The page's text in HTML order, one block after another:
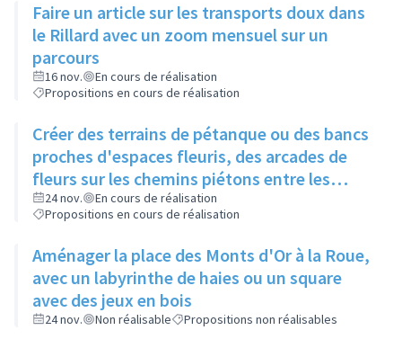
Faire un article sur les transports doux dans
le Rillard avec un zoom mensuel sur un
parcours
16 nov.
En cours de réalisation
Propositions en cours de réalisation
Créer des terrains de pétanque ou des bancs
proches d'espaces fleuris, des arcades de
fleurs sur les chemins piétons entre les
immeubles
24 nov.
En cours de réalisation
Propositions en cours de réalisation
Aménager la place des Monts d'Or à la Roue,
avec un labyrinthe de haies ou un square
avec des jeux en bois
24 nov. Non réalisable Propositions non réalisables